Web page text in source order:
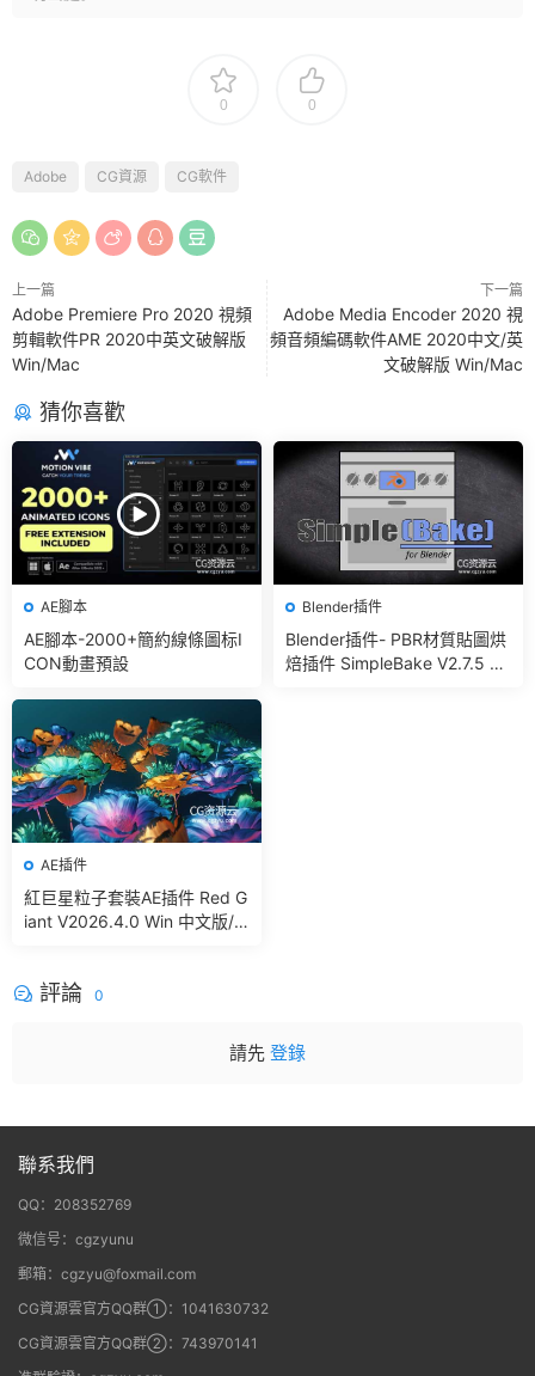
0 0
Adobe CG資源 CG軟件
上一篇
Adobe Premiere Pro 2020 視頻
剪輯軟件PR 2020中英文破解版
Win/Mac
下一篇
Adobe Media Encoder 2020 視
頻音頻編碼軟件AME 2020中文/英
文破解版 Win/Mac
猜你喜歡
AE腳本
AE腳本-2000+簡約線條圖标I
CON動畫預設
Blender插件
Blender插件- PBR材質貼圖烘
焙插件 SimpleBake V2.7.5 –
AE插件
紅巨星粒子套裝AE插件 Red G
iant V2026.4.0 Win 中文版/
評論 0
請先 登錄
聯系我們
QQ：208352769
微信号：cgzyunu
郵箱：cgzyu@foxmail.com
CG資源雲官方QQ群①：1041630732
CG資源雲官方QQ群②：743970141